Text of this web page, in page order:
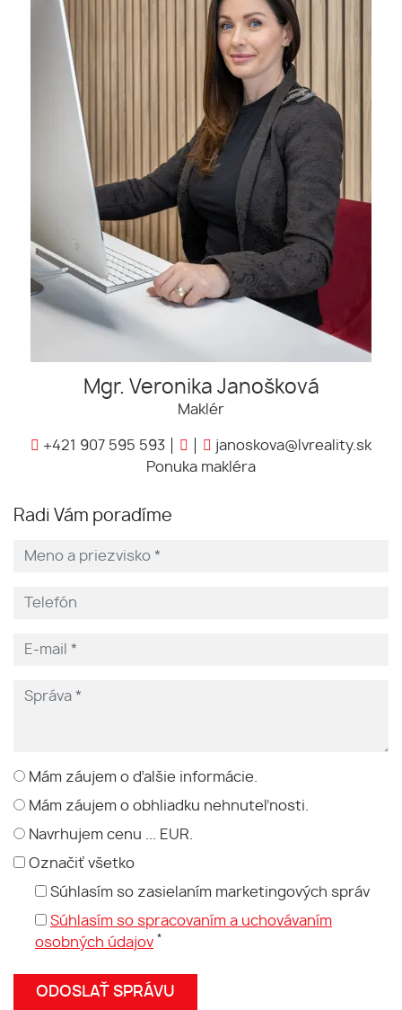
Mgr. Veronika Janošková
Maklér
+421 907 595 593
janoskova@lvreality.sk
Ponuka makléra
Radi Vám poradíme
Mám záujem o ďalšie informácie.
Mám záujem o obhliadku nehnuteľnosti.
Navrhujem cenu ... EUR.
Označiť všetko
Súhlasím so zasielaním marketingových správ
Súhlasím so spracovaním a uchovávaním
osobných údajov *